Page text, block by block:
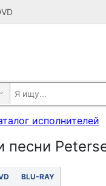
исполнителей
песни
BLU-RAY